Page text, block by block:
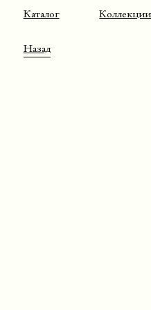
Каталог Коллекции
Назад